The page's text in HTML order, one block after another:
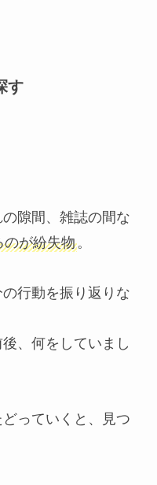
す
隙間、雑誌の間な
のが紛失物。
行動を振り返りな
、何をしていまし
っていくと、見つ